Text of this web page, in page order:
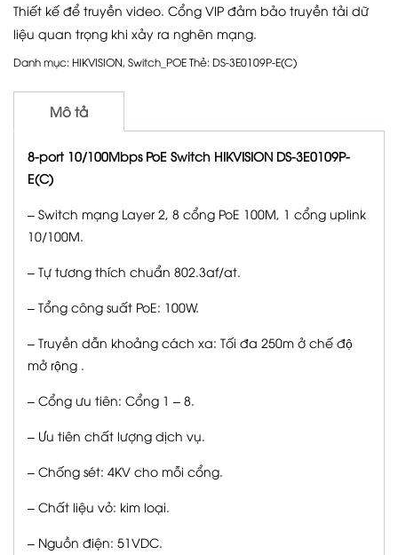
Thiết kế để truyền video. Cổng VIP đảm bảo truyền tải dữ
liệu quan trọng khi xảy ra nghẽn mạng.
Danh mục:HIKVISION, Switch_POEThẻ:DS-3E0109P-E(C)
Mô tả
8-port 10/100Mbps PoE Switch HIKVISION DS-3E0109P-
E(C)
– Switch mạng Layer 2, 8 cổng PoE 100M, 1 cổng uplink
10/100M.
– Tự tương thích chuẩn 802.3af/at.
– Tổng công suất PoE: 100W.
– Truyền dẫn khoảng cách xa: Tối đa 250m ở chế độ
mở rộng .
– Cổng ưu tiên: Cổng 1 – 8.
– Ưu tiên chất lượng dịch vụ.
– Chống sét: 4KV cho mỗi cổng.
– Chất liệu vỏ: kim loại.
– Nguồn điện: 51VDC.